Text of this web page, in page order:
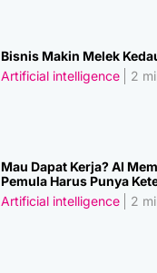
Bisnis Makin Melek
Artificial intelligence
2
Mau Dapat Kerja? AI
Pemula Harus Punya
Artificial intelligence
2